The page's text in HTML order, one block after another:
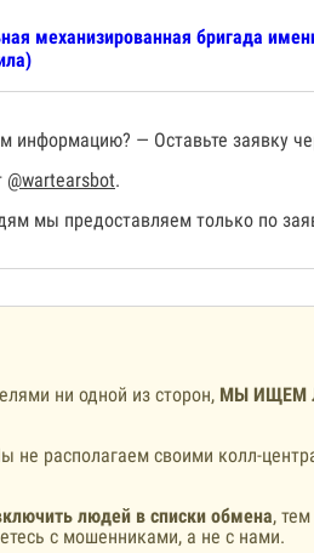
механизированная бригада
информацию? — Оставьте заявку
@wartearsbot.
мы предоставляем только по
ни одной из сторон, МЫ ИЩЕМ
не располагаем своими колл-
людей в списки обмена,
с мошенниками, а не с нами.